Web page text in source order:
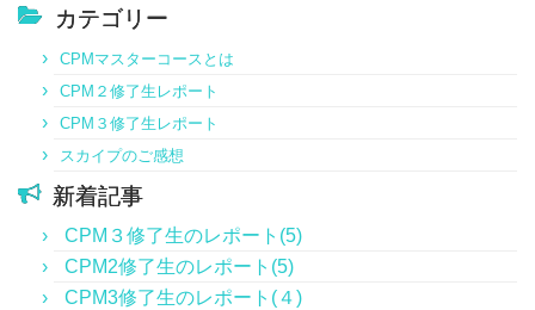
幸せになって欲しいのです。
是非、幸せの一歩を踏み出してください。
うになってきています。
毎日嫌なことが起きなければいいのにな、
といつも不安だったのに、
何とかなるさ、と前よりのんびり、日々が楽になって
きつつあります。
自分で何とかできるかも？
と少しでも思ったら、ぜひ入口に立ってみてくださ
一番うれしかったのが子供の保育園。
田舎に帰りたがっていた夫は
子供の保育園を田舎で決めたがっていたんです。
私は生活があるので今住んでる地域で・・・と考えて
いたので、
この話になるといつもぶつかっていました。
でも、１００パーセント自分原因説を学んでからは、
精神世界系のセミナーの主催者や、
自己啓発本の著者に
（実際にコンタクトを取って）自分の人生をなんとか
しようとしてもらおうとしていました。
CPMのテキスト１に、
「自分の人生は自分でしか変えられません」
「誰かに助けて貰おうとしても、その誰かは自分でし
かありません」
意味を理解していたわけではなく、
さまざまな事を始めていた事に気づきました。
CPM2を受けてみたい!!!
と思ったのは、今から数か月前。
この頃には、
自分なのであれば、
運命を変えることが出来るという事がとても嬉しい気
持ちでした。
いままで運命を変えることは無理だと思っていたの
で、
光が差し込んできた気持ちでした。
いまの思考が１秒後の未来を作ると思うと、
わくわくしますし、
その結果、いまの現実としては
・お金に対する嫌悪感がなくなり、こまらなくなっ
た。
「お金さん大好き～」とお財布に向かって喋りかけて
錯覚ってなんなのだろう？と思っていましたが、自分
が好きだと思っていたものが、本当は好きだと思い込
んでたものだったりして、そういう小さなことを修正
していくうちに本来の自分に戻るのだと思いました。
例えば、憧れのモデルさんが好きなものを、自分も彼
女のようになりたいから、好きじゃないのに好きだと
自分に言い聞かせて、本当に好きになっていった
り。。。
でも、それは嘘だから自分でもなんか似合ってないな
内容がどんどん自分の体に入ってくる感じがしまし
これはきっと、
自分自身で日々思考を書き出し、
るようになったことが、深い理解につながっていった
んだと思います。
自分の思考を見ることと、
カテゴリー
CPMマスターコースとは
CPM２修了生レポート
CPM３修了生レポート
スカイプのご感想
新着記事
CPM３修了生のレポート(5)
CPM2修了生のレポート(5)
CPM3修了生のレポート(４)